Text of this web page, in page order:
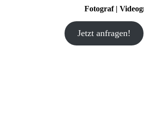
Fotograf |
Jetzt anfragen!